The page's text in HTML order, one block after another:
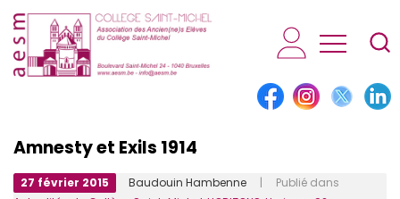
AESM...
Amnesty et Exils 1914
27 février 2015 Baudouin Hambenne | Publié dans